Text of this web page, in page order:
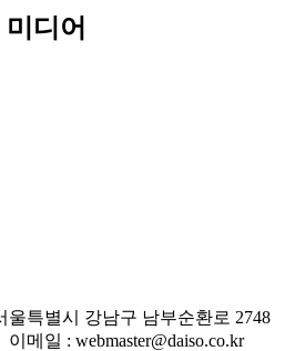
디어
울특별시 강남구 남부순환로 2748
이메일 : webmaster@daiso.co.kr